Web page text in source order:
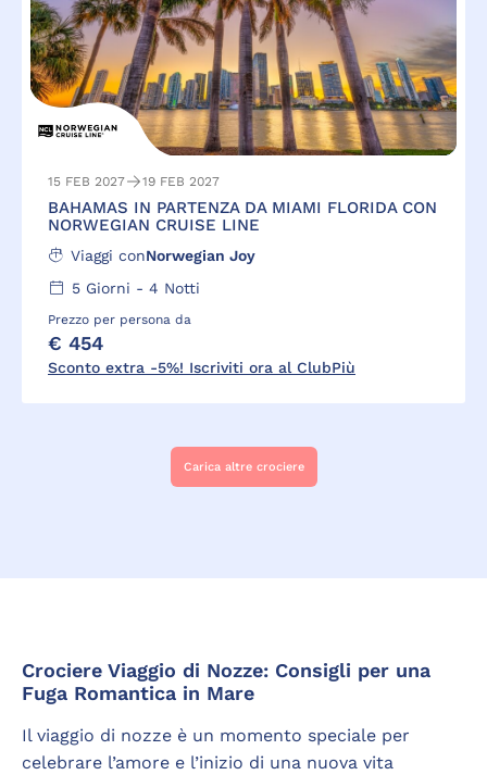
15 FEB 2027 19 FEB 2027
BAHAMAS IN PARTENZA DA MIAMI FLORIDA CON
NORWEGIAN CRUISE LINE
Viaggi conNorwegian Joy
5Giorni - 4 Notti
Prezzo per persona da
€ 454
Sconto extra -5%! Iscriviti ora al ClubPiù
Carica altre crociere
Crociere Viaggio di Nozze: Consigli per una
Fuga Romantica in Mare
Il viaggio di nozze è un momento speciale per
celebrare l’amore e l’inizio di una nuova vita